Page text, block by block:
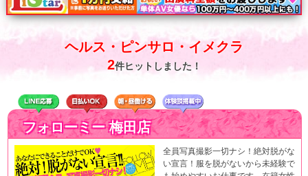
ヘルス・ピンサロ・イメクラ
2件ヒットしました！
フォローミー 梅田店
全員写真撮影一切ナシ！絶対脱がな
い宣言！服を脱がないから未経験で